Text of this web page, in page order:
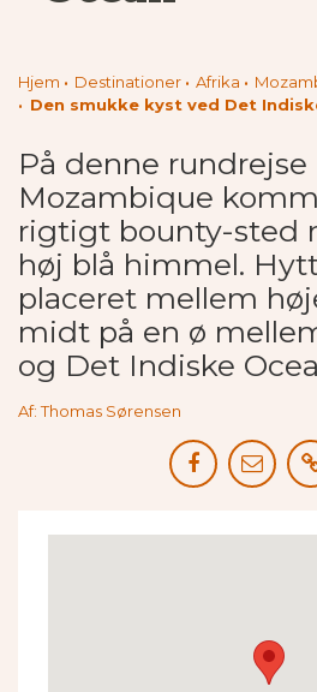
Hjem Destinationer Afrika
Den smukke kyst ved Det
På denne rundrejse
Mozambique
rigtigt bounty-sted
høj blå himmel.
placeret mellem
midt på en ø
og Det Indiske
Af: Thomas Sørensen